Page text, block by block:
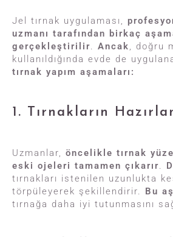
Jel tırnak uygulaması,
uzmanı tarafından birkaç
gerçekleştirilir. Ancak, doğru
kullanıldığında evde de
tırnak yapım aşamaları:
1. Tırnakların
Uzmanlar, öncelikle tırnak
eski ojeleri tamamen çıkarır.
tırnakları istenilen uzunlukta
törpüleyerek şekillendirir. Bu
tırnağa daha iyi tutunmasını